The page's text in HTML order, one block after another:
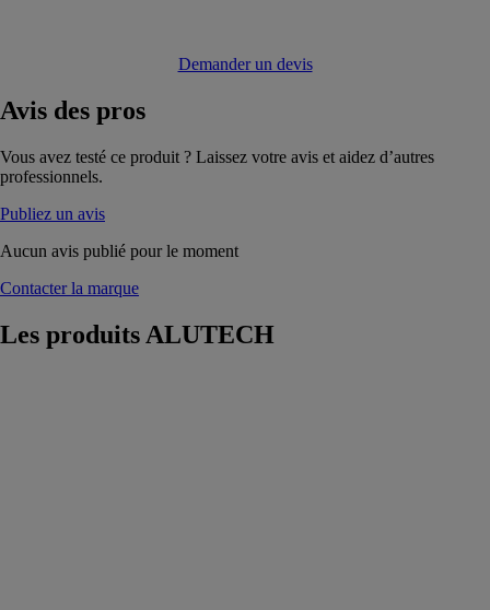
Demander un devis
Avis des pros
Vous avez testé ce produit ? Laissez votre avis et aidez d’autres
professionnels.
Publiez un avis
Aucun avis publié pour le moment
Contacter la marque
Les produits ALUTECH